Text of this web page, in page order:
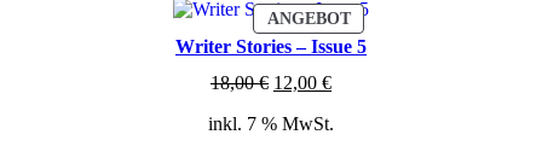
ANGEBOTPRODUKT
IM
ANGEBOT
Writer Stories – Issue 5
18,00€ Ursprünglicher
war:
12,00 €Aktueller
ist:
inkl. 7 % MwSt.